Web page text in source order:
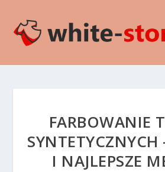
FARBOWANIE
SYNTETYCZNYCH
I NAJLEPSZE